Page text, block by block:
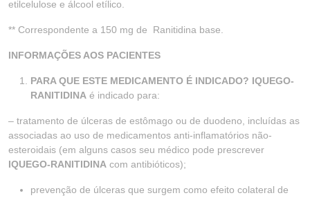
etilcelulose e álcool etílico.
** Correspondente a 150 mg de Ranitidina base.
INFORMAÇÕES AOS PACIENTES
PARA QUE ESTE MEDICAMENTO É INDICADO? IQUEGO-
RANITIDINA é indicado para:
– tratamento de úlceras de estômago ou de duodeno, incluídas as
associadas ao uso de medicamentos anti-inflamatórios não-
esteroidais (em alguns casos seu médico pode prescrever
IQUEGO-RANITIDINA com antibióticos);
prevenção de úlceras que surgem como efeito colateral de